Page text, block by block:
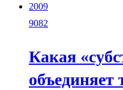
2009
9082
Какая
объединяет